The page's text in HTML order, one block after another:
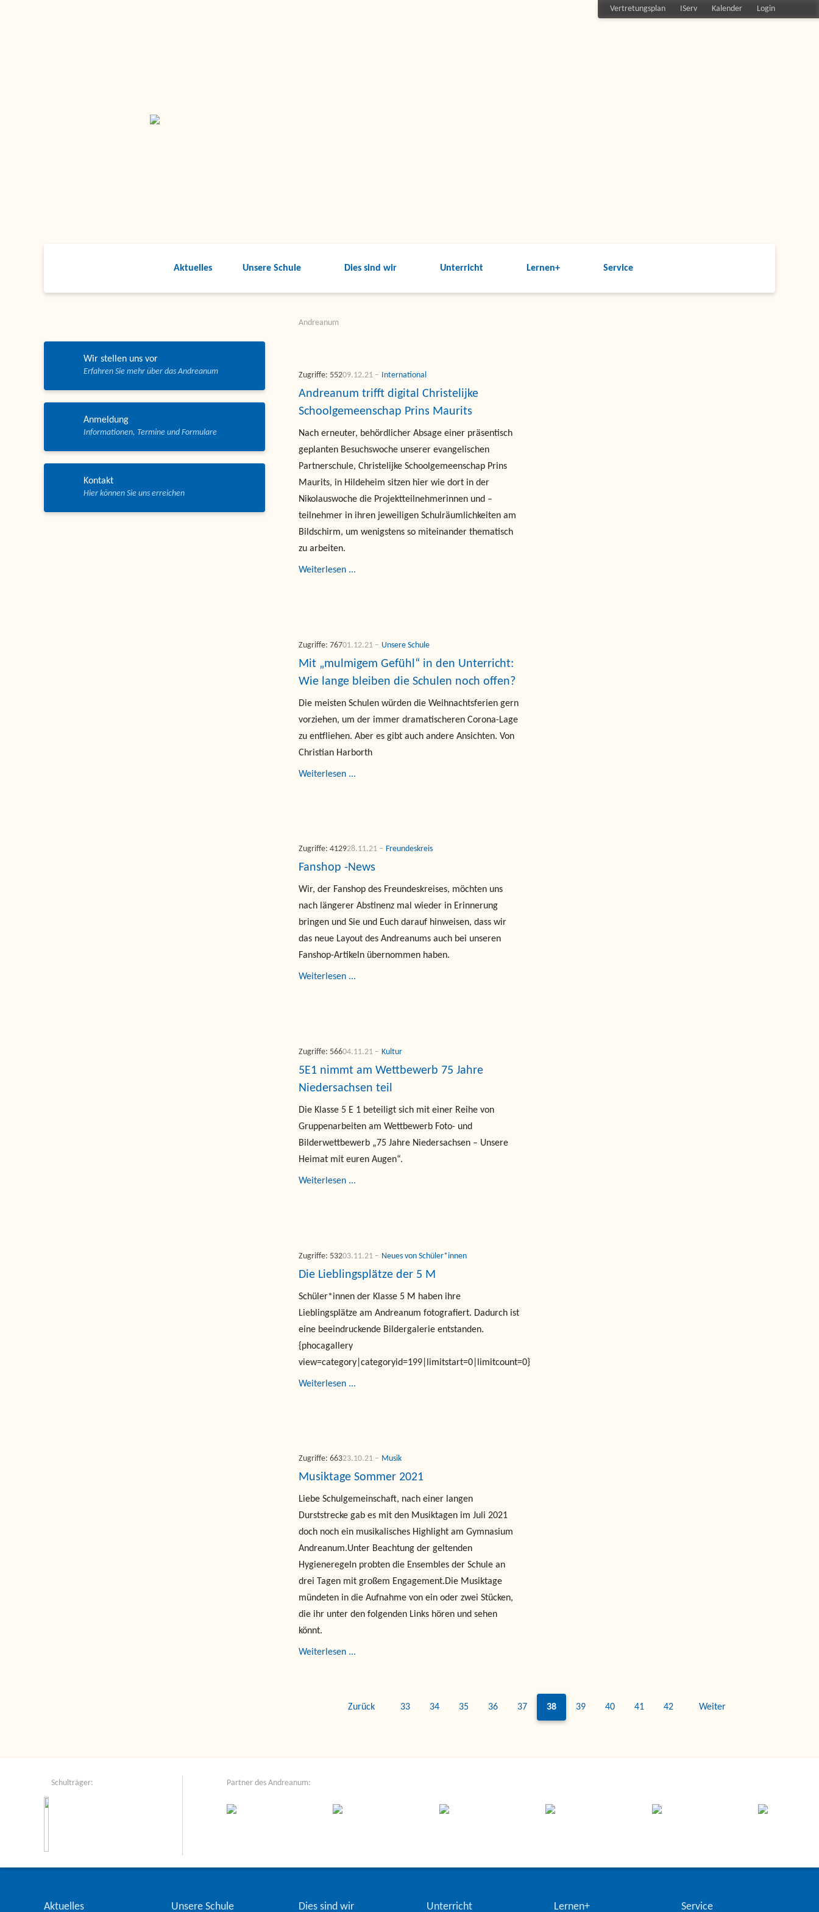
Vertretungsplan IServ Kalender Login
Aktuelles Unsere Schule Dies sind wir Unterricht Lernen+ Service
Wir stellen uns vor
Anmeldung
Kontakt
Andreanum
Andreanum trifft digital Christelijke
Schoolgemeenschap Prins Maurits
Nach erneuter, behördlicher Absage einer präsentisch
geplanten Besuchswoche unserer evangelischen
Partnerschule, Christelijke Schoolgemeenschap Prins
Maurits, in Hildeheim sitzen hier wie dort in der
Nikolauswoche die Projektteilnehmerinnen und –
teilnehmer in ihren jeweiligen Schulräumlichkeiten am
Bildschirm, um wenigstens so miteinander thematisch
zu arbeiten.
International
09.12.21
Zugriffe: 552
Weiterlesen ...
Mit „mulmigem Gefühl“ in den Unterricht:
Wie lange bleiben die Schulen noch offen?
Die meisten Schulen würden die Weihnachtsferien gern
vorziehen, um der immer dramatischeren Corona-Lage
zu entfliehen. Aber es gibt auch andere Ansichten. Von
Christian Harborth
Unsere Schule
01.12.21
Zugriffe: 767
Weiterlesen ...
Fanshop -News
Wir, der Fanshop des Freundeskreises, möchten uns
nach längerer Abstinenz mal wieder in Erinnerung
bringen und Sie und Euch darauf hinweisen, dass wir
das neue Layout des Andreanums auch bei unseren
Fanshop-Artikeln übernommen haben.
Freundeskreis
28.11.21
Zugriffe: 4129
Weiterlesen ...
5E1 nimmt am Wettbewerb 75 Jahre
Niedersachsen teil
Die Klasse 5 E 1 beteiligt sich mit einer Reihe von
Gruppenarbeiten am Wettbewerb Foto- und
Bilderwettbewerb „75 Jahre Niedersachsen – Unsere
Heimat mit euren Augen“.
Kultur
04.11.21
Zugriffe: 566
Weiterlesen ...
Die Lieblingsplätze der 5 M
Schüler*innen der Klasse 5 M haben ihre
Lieblingsplätze am Andreanum fotografiert. Dadurch ist
eine beeindruckende Bildergalerie entstanden.
{phocagallery
view=category|categoryid=199|limitstart=0|limitcount=0}
Neues von Schüler*innen
03.11.21
Zugriffe: 532
Weiterlesen ...
Musiktage Sommer 2021
Liebe Schulgemeinschaft, nach einer langen
Durststrecke gab es mit den Musiktagen im Juli 2021
doch noch ein musikalisches Highlight am Gymnasium
Andreanum.Unter Beachtung der geltenden
Hygieneregeln probten die Ensembles der Schule an
drei Tagen mit großem Engagement.Die Musiktage
mündeten in die Aufnahme von ein oder zwei Stücken,
die ihr unter den folgenden Links hören und sehen
könnt.
Musik
23.10.21
Zugriffe: 663
Weiterlesen ...
Zurück 33 34 35 36 37 38 39 40 41 42 Weiter
Schulträger: Partner des Andreanum:
Aktuelles Unsere Schule Dies sind wir Unterricht Lernen+ Service